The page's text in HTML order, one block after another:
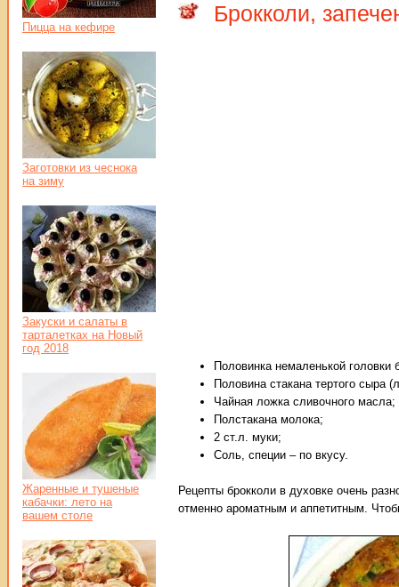
Брокколи,
Половинка немаленькой головки
Половина стакана тертого сыра
Чайная ложка сливочного масла;
Полстакана молока;
2 ст.л. муки;
Соль, специи – по вкусу.
Рецепты брокколи в духовке очень
отменно ароматным и аппетитным.
Пицца на кефире
Заготовки из чеснока
на зиму
Закуски и салаты в
тарталетках на Новый
год 2018
Жаренные и тушеные
кабачки: лето на
вашем столе